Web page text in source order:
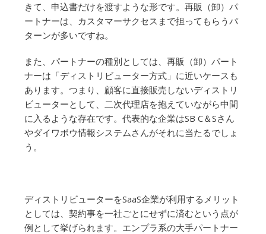
きて、申込書だけを渡すような形です。再販（卸）パ
ートナーは、カスタマーサクセスまで担ってもらうパ
ターンが多いですね。
また、パートナーの種別としては、再販（卸）パート
ナーは「ディストリビューター方式」に近いケースも
あります。つまり、顧客に直接販売しないディストリ
ビューターとして、二次代理店を抱えていながら中間
に入るような存在です。代表的な企業はSB C＆Sさん
やダイワボウ情報システムさんがそれに当たるでしょ
う。
ディストリビューターをSaaS企業が利用するメリット
としては、契約事を一社ごとにせずに済むという点が
例として挙げられます。エンプラ系の大手パートナー